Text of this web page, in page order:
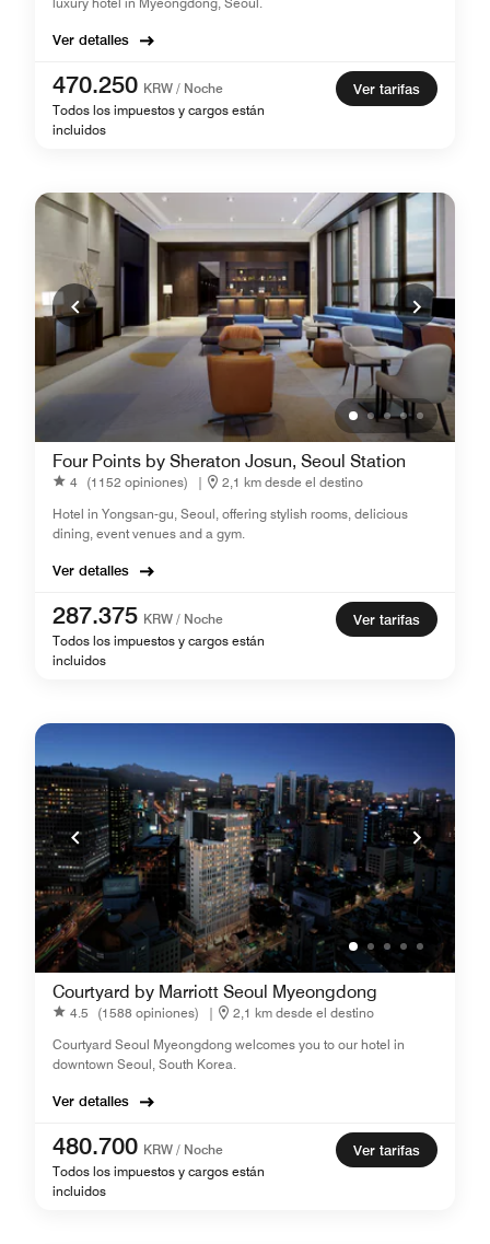
Ver detalles
470.250 KRW / Noche
Todos los impuestos y cargos están
incluidos
Ver tarifas
Four Points by Sheraton Josun, Seoul Station
4 (1152 opiniones) |
2,1 km desde el destino
Hotel in Yongsan-gu, Seoul, offering stylish rooms, delicious
dining, event venues and a gym.
Ver detalles
287.375 KRW / Noche
Todos los impuestos y cargos están
incluidos
Ver tarifas
Courtyard by Marriott Seoul Myeongdong
4.5 (1588 opiniones) |
2,1 km desde el destino
Courtyard Seoul Myeongdong welcomes you to our hotel in
downtown Seoul, South Korea.
Ver detalles
480.700 KRW / Noche
Todos los impuestos y cargos están
incluidos
Ver tarifas